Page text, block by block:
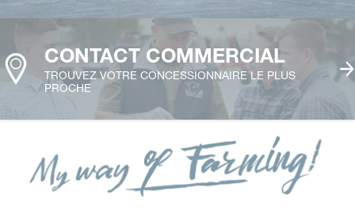
CONTACT COMMERCIAL
TROUVEZ VOTRE CONCESSIONNAIRE LE PLUS
PROCHE